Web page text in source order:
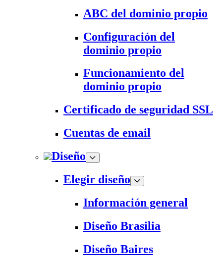
ABC del dominio propio
Configuración del
dominio propio
Funcionamiento del
dominio propio
Certificado de seguridad SSL
Cuentas de email
Diseño
Elegir diseño
Información general
Diseño Brasilia
Diseño Baires